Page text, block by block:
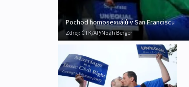
Pochod homosexuálů v San Franciscu
Zdroj: ČTK/AP/Noah Berger